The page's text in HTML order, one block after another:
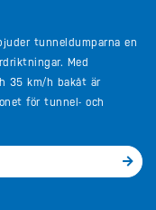
tunneldumparna en
Med
35 km/h bakåt är
för tunnel- och